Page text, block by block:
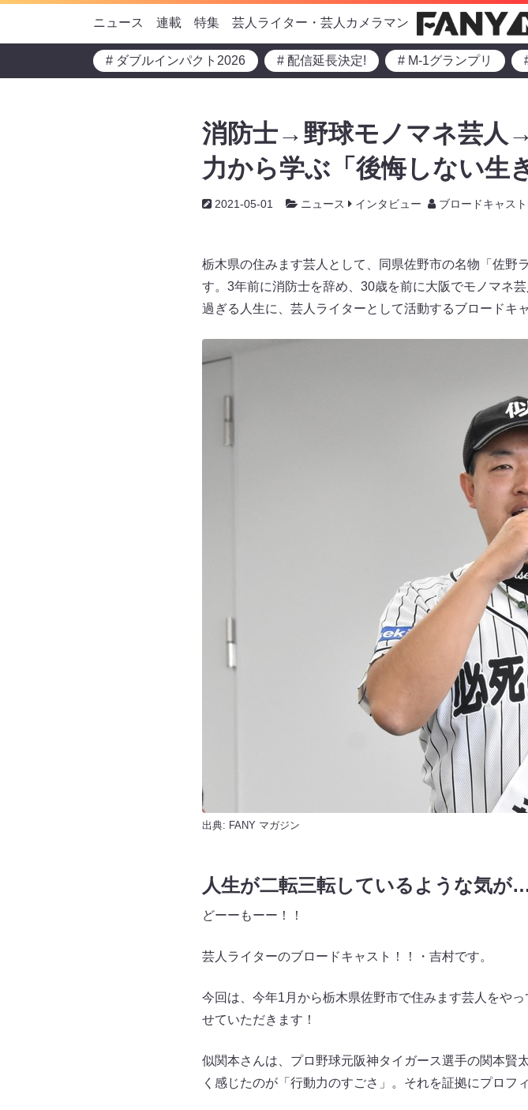
ニュース 連載 特集 芸人ライター・芸人カメラマン
# ダブルインパクト2026 # 配信延長決定! # M-1グランプリ
消防士→野球モノマネ芸人
力から学ぶ「後悔しない生
2021-05-01 ニュース インタビュー ブロードキャスト
栃木県の住みます芸人として、同県佐野市の名物「佐野
す。3年前に消防士を辞め、30歳を前に大阪でモノマネ
過ぎる人生に、芸人ライターとして活動するブロードキ
出典: FANY マガジン
人生が二転三転しているような気が
どーーもーー！！
芸人ライターのブロードキャスト！！・吉村です。
今回は、今年1月から栃木県佐野市で住みます芸人をや
せていただきます！
似関本さんは、プロ野球元阪神タイガース選手の関本賢
く感じたのが「行動力のすごさ」。それを証拠にプロフ